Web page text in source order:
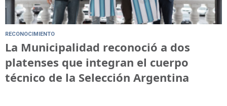
RECONOCIMIENTO
La Municipalidad reconoció a dos
platenses que integran el cuerpo
técnico de la Selección Argentina